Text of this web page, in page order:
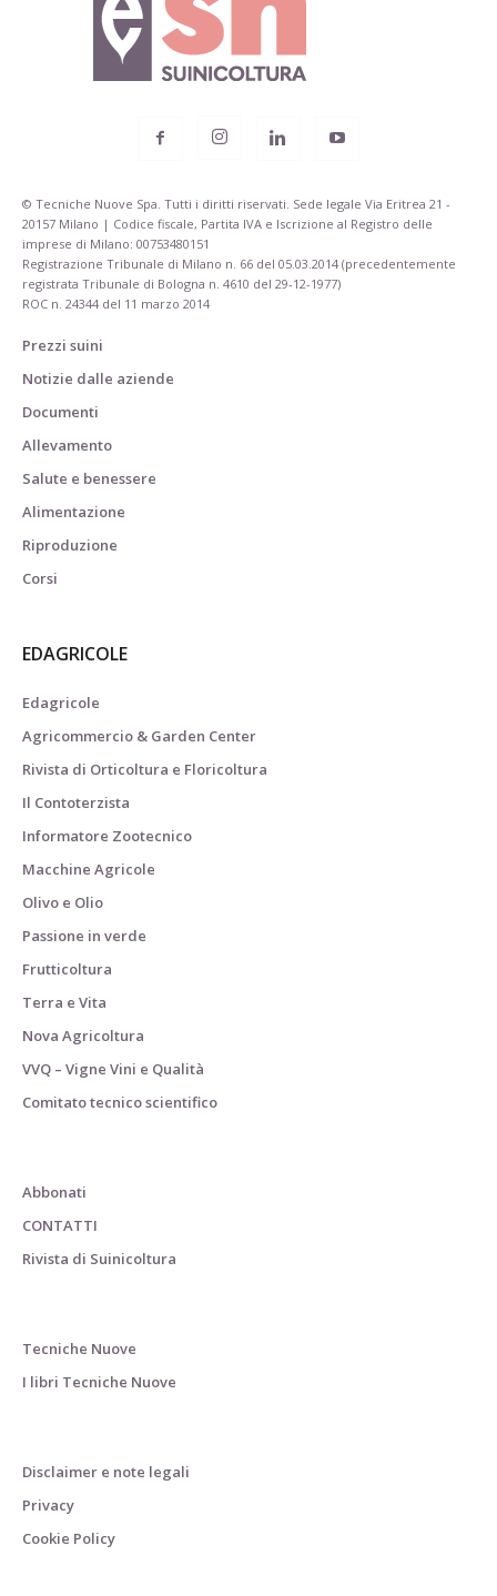
© Tecniche Nuove Spa. Tutti i diritti riservati. Sede legale Via Eritrea 21 -
20157 Milano | Codice fiscale, Partita IVA e Iscrizione al Registro delle
imprese di Milano: 00753480151
Registrazione Tribunale di Milano n. 66 del 05.03.2014 (precedentemente
registrata Tribunale di Bologna n. 4610 del 29-12-1977)
ROC n. 24344 del 11 marzo 2014
Prezzi suini
Notizie dalle aziende
Documenti
Allevamento
Salute e benessere
Alimentazione
Riproduzione
Corsi
EDAGRICOLE
Edagricole
Agricommercio & Garden Center
Rivista di Orticoltura e Floricoltura
Il Contoterzista
Informatore Zootecnico
Macchine Agricole
Olivo e Olio
Passione in verde
Frutticoltura
Terra e Vita
Nova Agricoltura
VVQ – Vigne Vini e Qualità
Comitato tecnico scientifico
Abbonati
CONTATTI
Rivista di Suinicoltura
Tecniche Nuove
I libri Tecniche Nuove
Disclaimer e note legali
Privacy
Cookie Policy